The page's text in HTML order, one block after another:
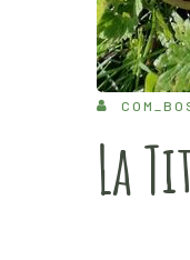
La